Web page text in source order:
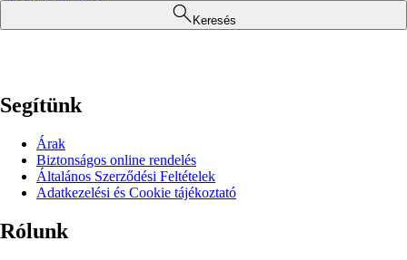
Keresés
Segítünk
Árak
Biztonságos online rendelés
Általános Szerződési Feltételek
Adatkezelési és Cookie tájékoztató
Rólunk